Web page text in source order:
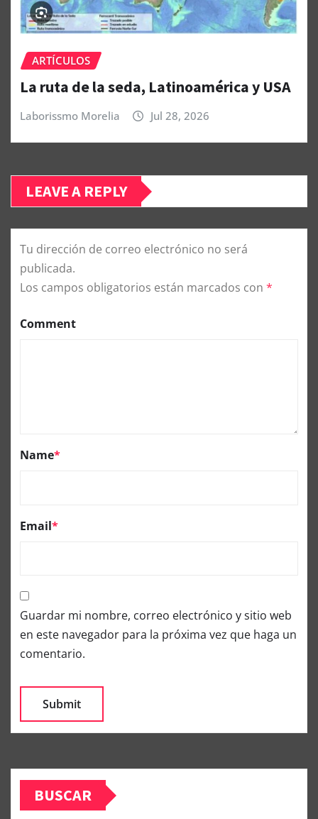
ARTÍCULOS
La ruta de la seda, Latinoamérica y USA
Laborissmo Morelia Jul 28, 2026
LEAVE A REPLY
Tu dirección de correo electrónico no será
publicada.
Los campos obligatorios están marcados con *
Comment
Name*
Email*
Guardar mi nombre, correo electrónico y sitio web
en este navegador para la próxima vez que haga un
comentario.
BUSCAR